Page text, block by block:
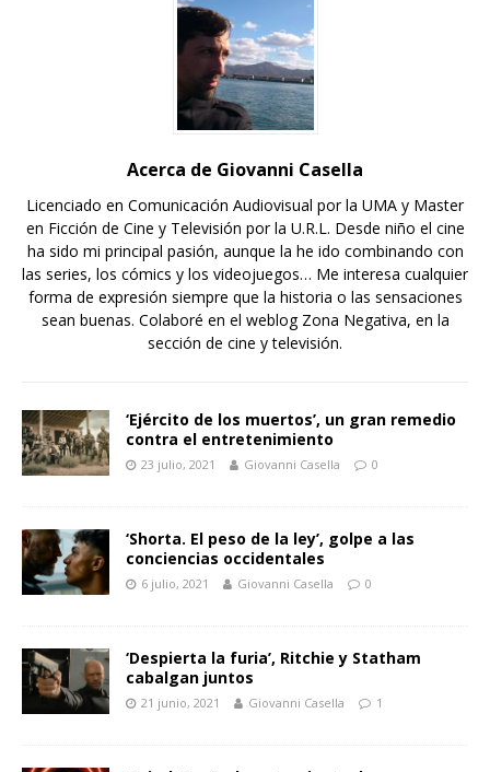
Acerca de Giovanni Casella
Licenciado en Comunicación Audiovisual por la UMA y Master
en Ficción de Cine y Televisión por la U.R.L. Desde niño el cine
ha sido mi principal pasión, aunque la he ido combinando con
las series, los cómics y los videojuegos… Me interesa cualquier
forma de expresión siempre que la historia o las sensaciones
sean buenas. Colaboré en el weblog Zona Negativa, en la
sección de cine y televisión.
‘Ejército de los muertos’, un gran remedio
contra el entretenimiento
23 julio, 2021 Giovanni Casella 0
‘Shorta. El peso de la ley’, golpe a las
conciencias occidentales
6 julio, 2021 Giovanni Casella 0
‘Despierta la furia’, Ritchie y Statham
cabalgan juntos
21 junio, 2021 Giovanni Casella 1